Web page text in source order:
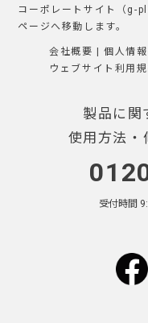
コーポレートサイト（g-
ページへ移動します。
会社概要 |個人情
ウェブサイト利用
製品に関
使用方法・
受付時間